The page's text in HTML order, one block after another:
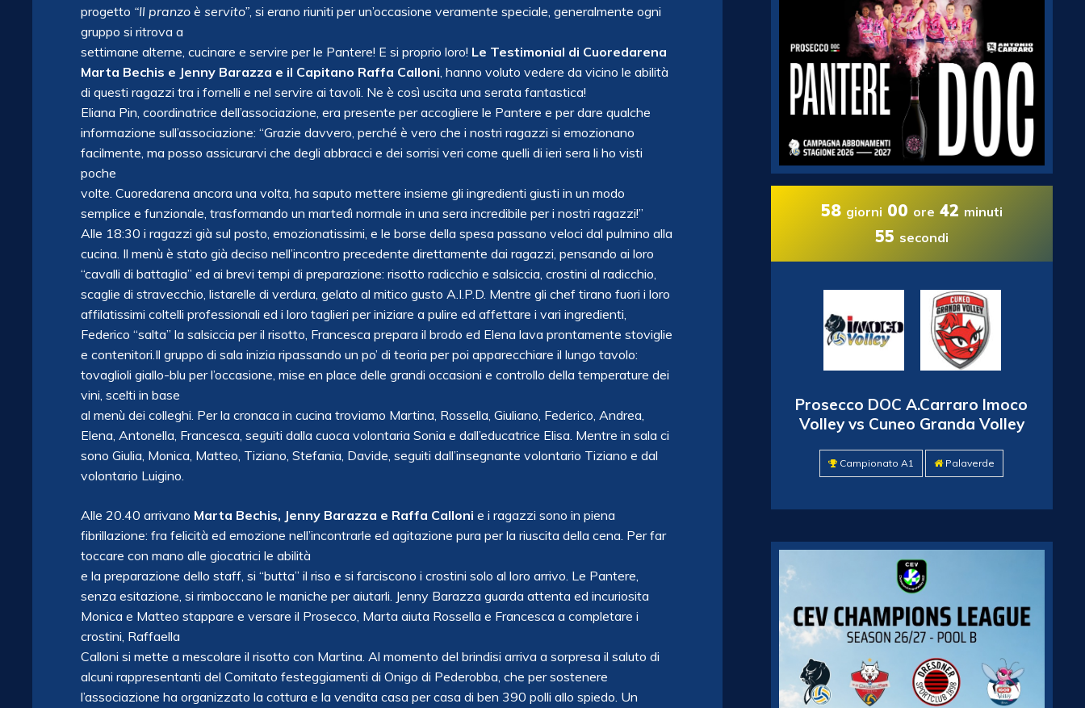
progetto “Il pranzo è servito”, si erano riuniti per un’occasione veramente speciale, generalmente ogni
gruppo si ritrova a
settimane alterne, cucinare e servire per le Pantere! E si proprio loro! Le Testimonial di Cuoredarena
Marta Bechis e Jenny Barazza e il Capitano Raffa Calloni, hanno voluto vedere da vicino le abilità
di questi ragazzi tra i fornelli e nel servire ai tavoli. Ne è così uscita una serata fantastica!
Eliana Pin, coordinatrice dell’associazione, era presente per accogliere le Pantere e per dare qualche
informazione sull’associazione: “Grazie davvero, perché è vero che i nostri ragazzi si emozionano
facilmente, ma posso assicurarvi che degli abbracci e dei sorrisi veri come quelli di ieri sera li ho visti
poche
volte. Cuoredarena ancora una volta, ha saputo mettere insieme gli ingredienti giusti in un modo
semplice e funzionale, trasformando un martedì normale in una sera incredibile per i nostri ragazzi!”
Alle 18:30 i ragazzi già sul posto, emozionatissimi, e le borse della spesa passano veloci dal pulmino alla
cucina. Il menù è stato già deciso nell’incontro precedente direttamente dai ragazzi, pensando ai loro
“cavalli di battaglia” ed ai brevi tempi di preparazione: risotto radicchio e salsiccia, crostini al radicchio,
scaglie di stravecchio, listarelle di verdura, gelato al mitico gusto A.I.P.D. Mentre gli chef tirano fuori i loro
affilatissimi coltelli professionali ed i loro taglieri per iniziare a pulire ed affettare i vari ingredienti,
Federico “salta” la salsiccia per il risotto, Francesca prepara il brodo ed Elena lava prontamente stoviglie
e contenitori.Il gruppo di sala inizia ripassando un po’ di teoria per poi apparecchiare il lungo tavolo:
tovaglioli giallo-blu per l’occasione, mise en place delle grandi occasioni e controllo della temperature dei
vini, scelti in base
al menù dei colleghi. Per la cronaca in cucina troviamo Martina, Rossella, Giuliano, Federico, Andrea,
Elena, Antonella, Francesca, seguiti dalla cuoca volontaria Sonia e dall’educatrice Elisa. Mentre in sala ci
sono Giulia, Monica, Matteo, Tiziano, Stefania, Davide, seguiti dall’insegnante volontario Tiziano e dal
volontario Luigino.
Alle 20.40 arrivano Marta Bechis, Jenny Barazza e Raffa Calloni e i ragazzi sono in piena
fibrillazione: fra felicità ed emozione nell’incontrarle ed agitazione pura per la riuscita della cena. Per far
toccare con mano alle giocatrici le abilità
e la preparazione dello staff, si “butta” il riso e si farciscono i crostini solo al loro arrivo. Le Pantere,
senza esitazione, si rimboccano le maniche per aiutarli. Jenny Barazza guarda attenta ed incuriosita
Monica e Matteo stappare e versare il Prosecco, Marta aiuta Rossella e Francesca a completare i
crostini, Raffaella
Calloni si mette a mescolare il risotto con Martina. Al momento del brindisi arriva a sorpresa il saluto di
alcuni rappresentanti del Comitato festeggiamenti di Onigo di Pederobba, che per sostenere
l’associazione ha organizzato la cottura e la vendita casa per casa di ben 390 polli allo spiedo. Un
58 giorni 00 ore 42 minuti
54 secondi
Prosecco DOC A.Carraro Imoco
Volley vs Cuneo Granda Volley
Campionato A1 Palaverde